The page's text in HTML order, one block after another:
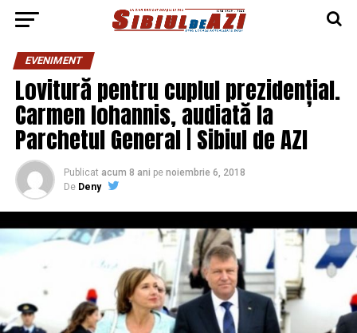
EVENIMENT
Lovitură pentru cuplul prezidențial.
Carmen Iohannis, audiată la
Parchetul General | Sibiul de AZI
Publicat acum 8 ani pe noiembrie 6, 2018
De Deny